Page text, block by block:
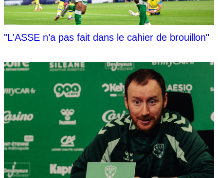
"L'ASSE n’a pas fait dans le cahier de brouillon"